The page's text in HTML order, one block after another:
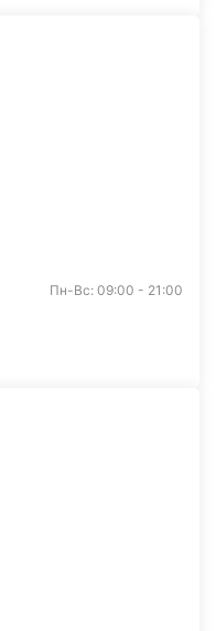
Пн-Вс: 09:00 - 21:00